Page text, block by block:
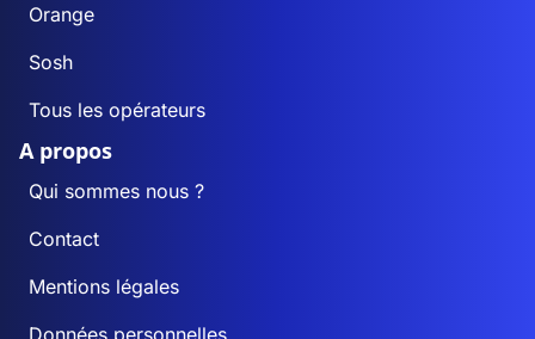
Orange
Sosh
Tous les opérateurs
A propos
Qui sommes nous ?
Contact
Mentions légales
Données personnelles